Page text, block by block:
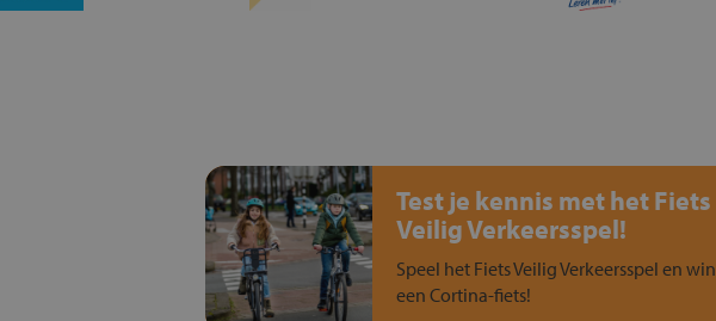
Test je kennis met het Fiets
Veilig Verkeersspel!
Speel het Fiets Veilig Verkeersspel en win
een Cortina-fiets!